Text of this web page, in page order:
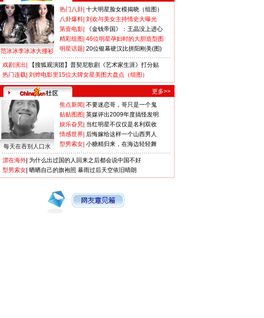
范冰冰李冰冰大撞衫
热门八卦 十大明星脸女模揭晓（组图）
八卦爆料 刘欢与美女主持情史大曝光
第壹电影
《金钱帝国》：王晶没上进心
精彩组图 46位明星孕妇时的大胆造型图
明星话题 20位银幕硬汉比拼阳刚美(图)
戏剧演出
【搜狐观演团】普契尼歌剧《艺术家生涯》打分贴
热门连载 刘烨电影里15位大牌女星美图大盘点（组图）
更多>>
每天在吞别人口水
焦点新闻 不要迷恋哥，哥只是一个鬼
贴贴图图 英媒评出2009年度搞怪发明
娱乐旮旯 当红明星不仅仅是名利双收
情感世界 后悔嫁给这样一个山西男人
型男索女 小糖精归来，在海边轻轻舞
漂在海外 为什么出过国的人回来之后都会说中国不好
型男索女 晒晒自己的旗袍照 暴雨过后天空依旧晴朗